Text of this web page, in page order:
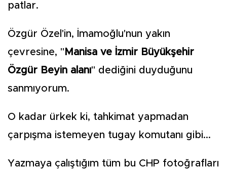
patlar.
Özgür Özel'in, İmamoğlu'nun yakın
çevresine, " Manisa ve İzmir Büyükşehir
Özgür Beyin alanı" dediğini duyduğunu
sanmıyorum.
O kadar ürkek ki, tahkimat yapmadan
çarpışma istemeyen tugay komutanı gibi...
Yazmaya çalıştığım tüm bu CHP fotoğrafları